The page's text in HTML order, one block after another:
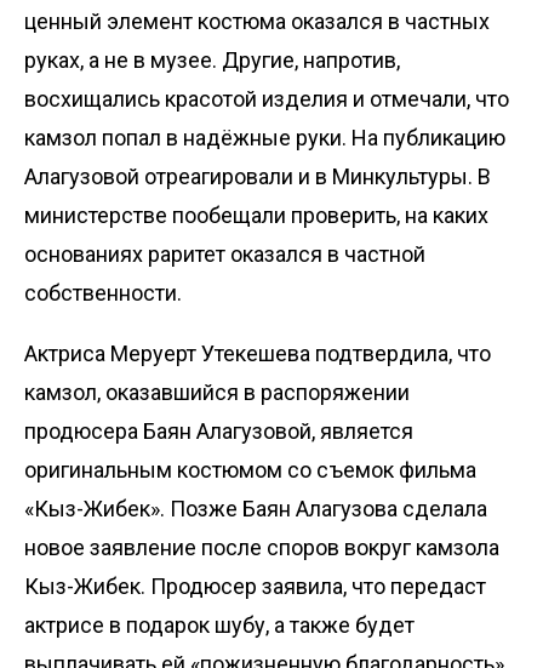
ценный элемент костюма оказался в частных
руках, а не в музее. Другие, напротив,
восхищались красотой изделия и отмечали, что
камзол попал в надёжные руки. На публикацию
Алагузовой отреагировали и в Минкультуры. В
министерстве пообещали проверить, на каких
основаниях раритет оказался в частной
собственности.
Актриса Меруерт Утекешева подтвердила, что
камзол, оказавшийся в распоряжении
продюсера Баян Алагузовой, является
оригинальным костюмом со съемок фильма
«Кыз-Жибек». Позже Баян Алагузова сделала
новое заявление после споров вокруг камзола
Кыз-Жибек. Продюсер заявила, что передаст
актрисе в подарок шубу, а также будет